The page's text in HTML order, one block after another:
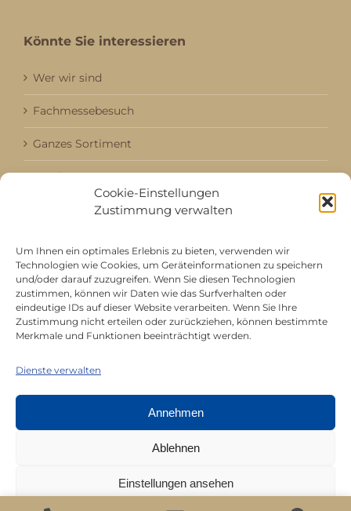
Cookie-Einstellungen
Zustimmung verwalten
Um Ihnen ein optimales Erlebnis zu bieten, verwenden wir
Technologien wie Cookies, um Geräteinformationen zu speichern
und/oder darauf zuzugreifen. Wenn Sie diesen Technologien
zustimmen, können wir Daten wie das Surfverhalten oder
eindeutige IDs auf dieser Website verarbeiten. Wenn Sie Ihre
Zustimmung nicht erteilen oder zurückziehen, können bestimmte
Merkmale und Funktionen beeinträchtigt werden.
Dienste verwalten
Annehmen
Ablehnen
Einstellungen ansehen
Könnte Sie interessieren
Wer wir sind
Fachmessebesuch
Ganzes Sortiment
Kataloge
Aktuell / Saison
Mitgliedschaft bei
All rights reserved © Juerg Siegrist AG 2026 |
Datenschutz|Impressum